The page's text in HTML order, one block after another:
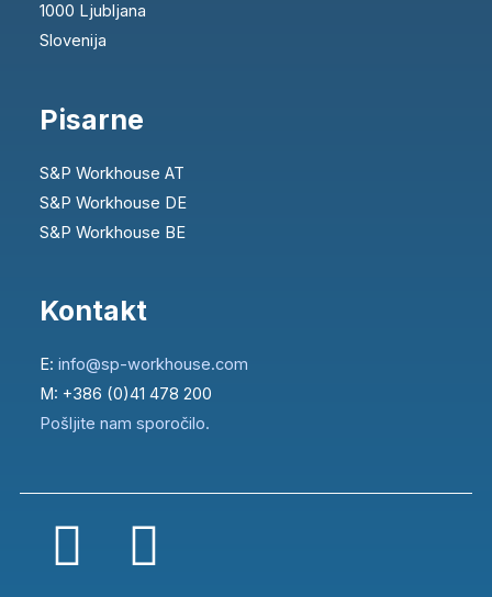
1000 Ljubljana
Slovenija
Pisarne
S&P Workhouse AT
S&P Workhouse DE
S&P Workhouse BE
Kontakt
E: info@sp-workhouse.com
M: +386 (0)41 478 200
Pošljite nam sporočilo.